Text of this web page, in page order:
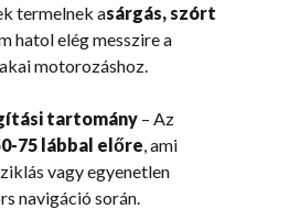
termelnek asárgás, szórt
hatol elég messzire a
motorozáshoz.
tartomány – Az
75 lábbal előre, ami
vagy egyenetlen
navigáció során.